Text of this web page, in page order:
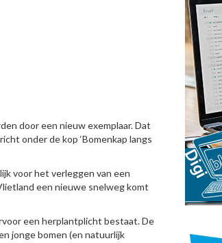
door een nieuw exemplaar. Dat
onder de kop ‘Bomenkap langs
voor het verleggen van een
een nieuwe snelweg komt
een herplantplicht bestaat. De
jonge bomen (en natuurlijk